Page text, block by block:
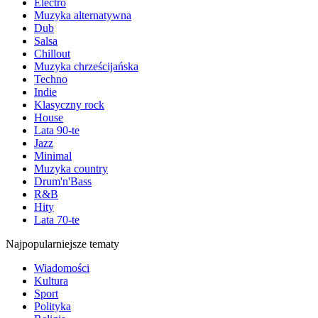
Electro
Muzyka alternatywna
Dub
Salsa
Chillout
Muzyka chrześcijańska
Techno
Indie
Klasyczny rock
House
Lata 90-te
Jazz
Minimal
Muzyka country
Drum'n'Bass
R&B
Hity
Lata 70-te
Najpopularniejsze tematy
Wiadomości
Kultura
Sport
Polityka